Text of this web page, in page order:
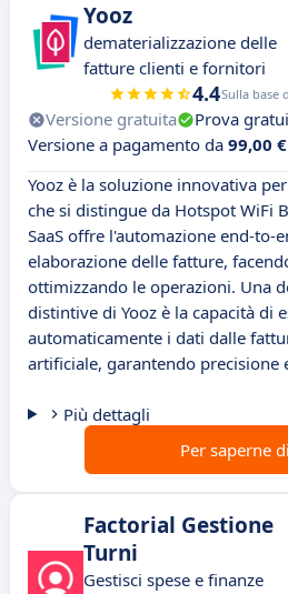
Yooz
dematerializzazione delle
fatture clienti e fornitori
4.4Sulla base
Versione gratuita Prova
Versione a pagamento da 99,00
Yooz è la soluzione innovativa
che si distingue da Hotspot WiFi
SaaS offre l'automazione end-to-
elaborazione delle fatture,
ottimizzando le operazioni. Una
distintive di Yooz è la capacità di
automaticamente i dati dalle
artificiale, garantendo precisione
Più dettagli
Per saperne
Factorial Gestione
Turni
Gestisci spese e finanze